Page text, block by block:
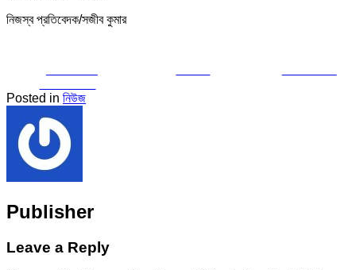
নিজস্ব প্রতিবেদক/সজীব কুমার
Posted in নিউজ
Publisher
Leave a Reply